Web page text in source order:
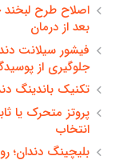
اصلاح طرح
بعد از درمان
فیشور سیلانت
جلوگیری از
تکنیک باندینگ
پروتز متحرک یا
انتخاب
بلیچینگ دندان؛